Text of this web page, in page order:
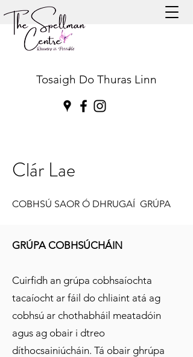
Tosaigh Do Thuras Linn
Clár Lae
COBHSÚ SAOR Ó DHRUGAÍ GRÚPA
GRÚPA COBHSÚCHÁIN
Cuirfidh an grúpa cobhsaíochta
tacaíocht ar fáil do chliaint atá ag
cobhsú ar chothabháil meatadóin
agus ag obair i dtreo
díthocsainiúcháin. Tá obair ghrúpa